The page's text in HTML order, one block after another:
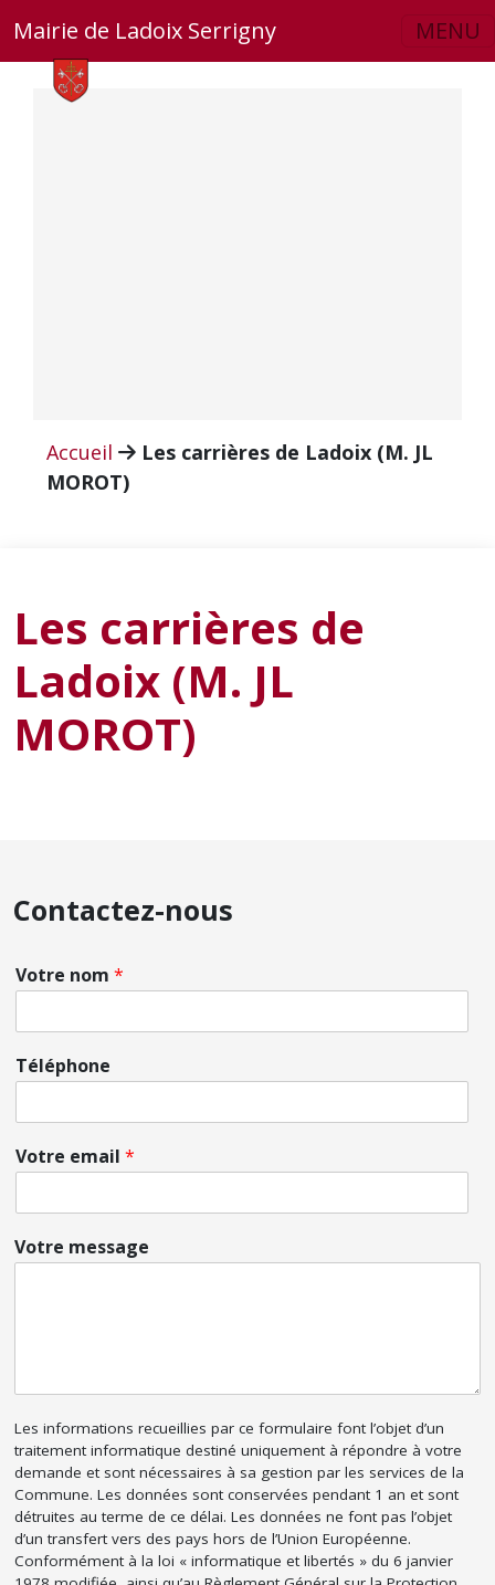
Mairie de Ladoix Serrigny MENU
Accueil
Les carrières de Ladoix (M. JL
MOROT)
Les carrières de
Ladoix (M. JL
MOROT)
Contactez-nous
Votre nom *
Téléphone
Votre email *
Votre message
Les informations recueillies par ce formulaire font l’objet d’un
traitement informatique destiné uniquement à répondre à votre
demande et sont nécessaires à sa gestion par les services de la
Commune. Les données sont conservées pendant 1 an et sont
détruites au terme de ce délai. Les données ne font pas l’objet
d’un transfert vers des pays hors de l’Union Européenne.
Conformément à la loi « informatique et libertés » du 6 janvier